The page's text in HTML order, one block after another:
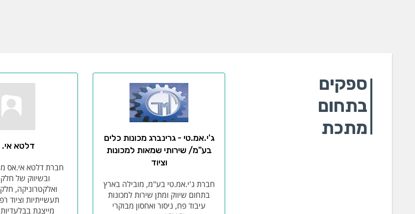
ספקים
בתחום
מתכת
ג'י.אמ.טי - גרינברג מכונות כלים
בע"מ/ שירותי שמאות למכונות
וציוד
חברת ג'י.אמ.טי בע"מ, מובילה בארץ
בתחום שיווק ומתן שירות למכונות
עיבוד פח, ניסור ואחסון מבוקרי
דלטא
חברת דלטא אי.אס
ובשיווק של
ואלקטרוניקה,
תעשייתיות וציוד
מייצגת